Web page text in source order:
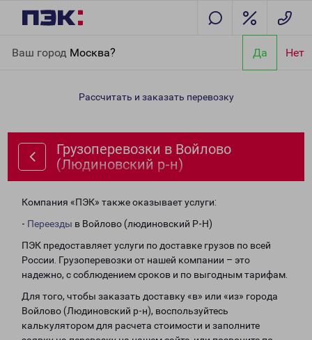
Ваш город Москва? Да Нет
(Людиновский р-н)
Рассчитать и заказать перевозку
Грузоперевозки в Войлово
(Людиновский р-н)
Компания «ПЭК» также оказывает услуги:
- Переезды в Войлово (людиновский Р-Н)
ПЭК предоставляет услуги по доставке грузов по всей
России. Грузоперевозки от нашей компании – это
надежно, с соблюдением сроков и по выгодным тарифам.
Для того, чтобы заказать доставку «в» или «из» города
Войлово (Людиновский р-н), воспользуйтесь
калькулятором для расчета стоимости и заполните